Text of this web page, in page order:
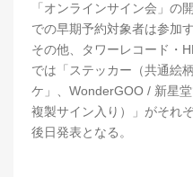
「オンラインサイン会」の
での早期予約対象者は参加
その他、タワーレコード・
では「ステッカー（共通絵
ケ」、WonderGOO / 新星
複製サイン入り）」がそれ
後日発表となる。